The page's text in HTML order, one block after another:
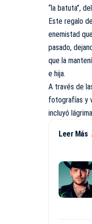
“la batuta”,
Este regalo
enemistad
pasado,
que la
e hija.
A través de
fotografías y
incluyó
Leer Más